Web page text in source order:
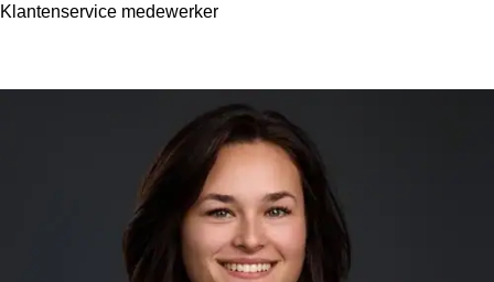
Klantenservice medewerker